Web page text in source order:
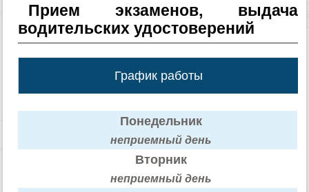
Прием экзаменов, выдача
водительских удостоверений
График работы
Понедельник
неприемный день
Вторник
неприемный день